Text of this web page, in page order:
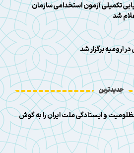
تکمیلی آزمون استخدامی سازمان
شد
ارومیه برگزار شد
جدیدترین
و ایستادگی ملت ایران را به گوش